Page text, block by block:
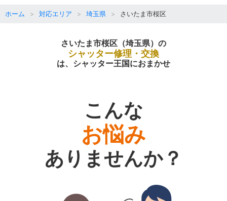
ホーム 対応エリア 埼玉県 さいたま市桜区
さいたま市桜区（埼玉県）の
シャッター修理・交換
は、シャッター王国におまかせ
こんな
お悩み
ありませんか？